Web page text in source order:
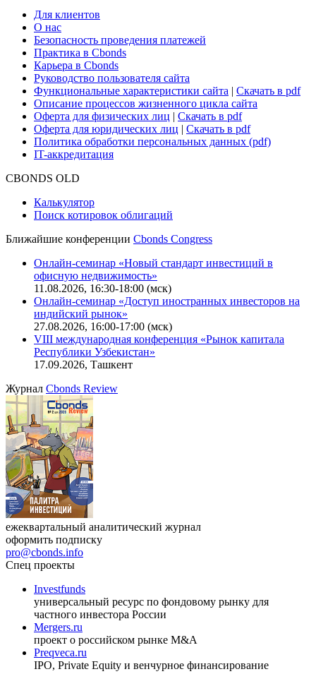
Глоссарий
Поддержка
Для клиентов
О нас
Безопасность проведения платежей
Практика в Cbonds
Карьера в Cbonds
Руководство пользователя сайта
Функциональные характеристики сайта|Скачать в pdf
Описание процессов жизненного цикла сайта
Оферта для юридических лиц
IT-аккредитация
Поиск котировок облигаций
Ближайшие конференцииCbonds Congress
Онлайн-семинар «Новый стандарт инвестиций в
офисную недвижимость»
11.08.2026, 16:30-18:00 (мск)
Онлайн-семинар «Доступ иностранных инвесторов на
индийский рынок»
VIII международная конференция «Рынок капитала
Республики Узбекистан»
17.09.2026, Ташкент
ЖурналCbonds Review
оформить подписку
pro@cbonds.info
Спец проекты
Investfunds
универсальный ресурс по фондовому рынку для
частного инвестора России